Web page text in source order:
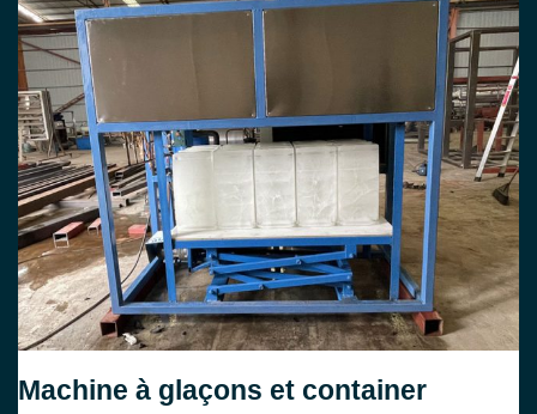
Machine à glaçons et container